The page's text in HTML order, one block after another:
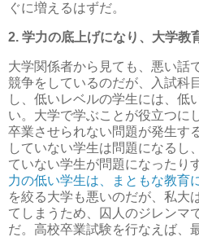
ぐに増えるはずだ。
2. 学力の底上げになり、大学教
大学関係者から見ても、悪い話
競争をしているのだが、入試科
し、低いレベルの学生には、低
い。大学で学ぶことが役立つに
卒業させられない問題が発生す
していない学生は問題になるし
ていない学生が問題になったり
力の低い学生は、まともな教育
を絞る大学も悪いのだが、私大
てしまうため、囚人のジレンマ
だ。高校卒業試験を行なえば、